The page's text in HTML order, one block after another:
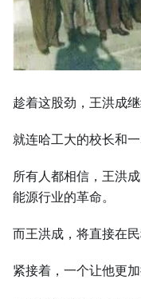
趁着这股劲，王洪成
就连哈工大的校长和
所有人都相信，王洪
能源行业的革命。
而王洪成，将直接在民
紧接着，一个让他更